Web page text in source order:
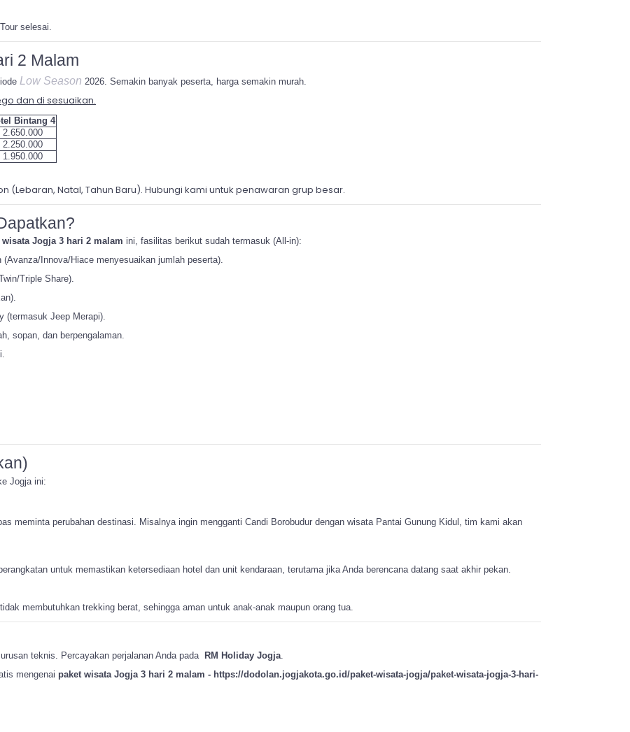
selesai.
2 Malam
Low Season 2026. Semakin banyak peserta, harga semakin murah.
dan di sesuaikan.
Bintang 4
2.650.000
2.250.000
1.950.000
(Lebaran, Natal, Tahun Baru). Hubungi kami untuk penawaran grup besar.
wisata Jogja 3 hari 2 malam ini, fasilitas berikut sudah termasuk (All-in):
Innova/Hiace menyesuaikan jumlah peserta).
Triple Share).
(termasuk Jeep Merapi).
sopan, dan berpengalaman.
Jogja ini:
meminta perubahan destinasi. Misalnya ingin mengganti Candi Borobudur dengan wisata Pantai Gunung Kidul, tim kami akan
untuk memastikan ketersediaan hotel dan unit kendaraan, terutama jika Anda berencana datang saat akhir pekan.
membutuhkan trekking berat, sehingga aman untuk anak-anak maupun orang tua.
teknis. Percayakan perjalanan Anda pada RM Holiday Jogja.
mengenai paket wisata Jogja 3 hari 2 malam - https://dodolan.jogjakota.go.id/paket-wisata-jogja/paket-wisata-jogja-3-hari-